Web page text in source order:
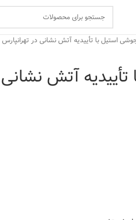
استیل با تأییدیه آتش نشانی در تهرانپارس
آتش